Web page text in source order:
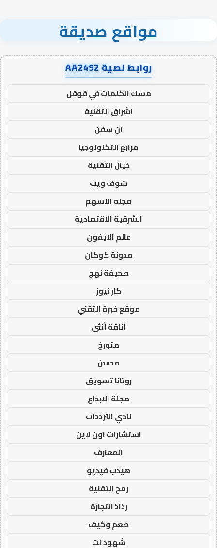
مواقع صديقة
روابط نصية AA2492
مسك الكلمات في قوقل
اشراق التقنية
ان سفن
مرابع التكنولوجيا
خيال التقنية
شوف ويب
مجلة الاسهم
الشرقية الاقتصادية
عالم الايفون
مدونة كوكان
صحيفة نهج
كار نيوز
موقع خبرة التقني
أناقة أنثى
متورخ
مدسن
روتانا تسويق
مجلة الابداع
نادي الترددات
استشارات اون لاين
المعارف
هيدب فيديو
رمح التقنية
رذاذ التجارة
طعم وكيف
شهود نت